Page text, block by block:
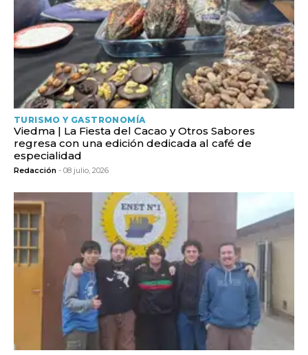
TURISMO Y GASTRONOMÍA
Viedma | La Fiesta del Cacao y Otros Sabores
regresa con una edición dedicada al café de
especialidad
Redacción - 08 julio, 2026